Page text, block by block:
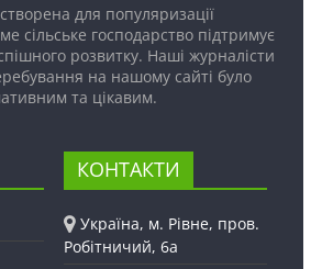
для популяризації
сільське господарство підтримує
розвитку. Наші журналісти
на нашому сайті було
та цікавим.
КОНТАКТИ
Україна, м. Рівне, пров.
Робітничий, 6а